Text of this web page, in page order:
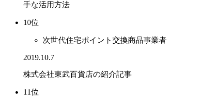
手な活用方法
10位
次世代住宅ポイント交換商品事業者
2019.10.7
株式会社東武百貨店の紹介記事
11位